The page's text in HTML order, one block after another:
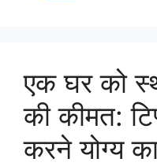
एक घर को
की कीमत:
करने योग्य